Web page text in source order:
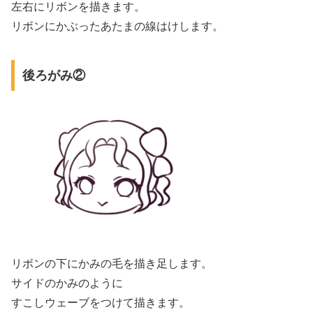
左右にリボンを描きます。
リボンにかぶったあたまの線はけします。
後ろがみ②
リボンの下にかみの毛を描き足します。
サイドのかみのように
すこしウェーブをつけて描きます。